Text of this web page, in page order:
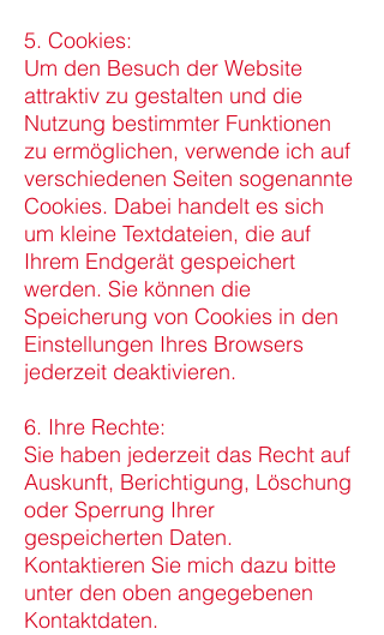
5. Cookies:
Um den Besuch der Website
attraktiv zu gestalten und die
Nutzung bestimmter Funktionen
zu ermöglichen, verwende ich auf
verschiedenen Seiten sogenannte
Cookies. Dabei handelt es sich
um kleine Textdateien, die auf
Ihrem Endgerät gespeichert
werden. Sie können die
Speicherung von Cookies in den
Einstellungen Ihres Browsers
jederzeit deaktivieren.
6. Ihre Rechte:
Sie haben jederzeit das Recht auf
Auskunft, Berichtigung, Löschung
oder Sperrung Ihrer
gespeicherten Daten.
Kontaktieren Sie mich dazu bitte
unter den oben angegebenen
Kontaktdaten.